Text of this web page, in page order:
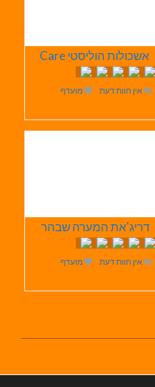
אשכולות הוליסטי Care
אין חוות דעת מועדף
דריג'את המערה שבהר
אין חוות דעת מועדף